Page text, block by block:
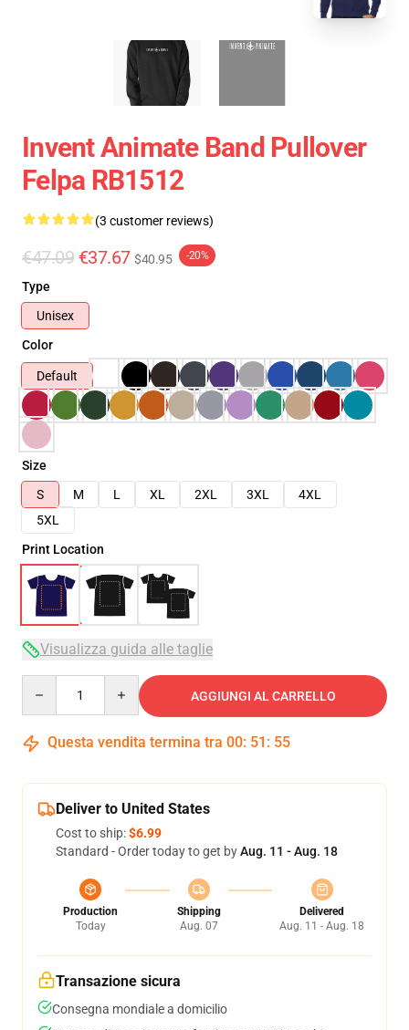
Invent Animate Band Pullover
Felpa RB1512
(3 customer reviews)
€47.09 €37.67 $40.95 -20%
Type
Unisex
Color
Default
Size
S
M L XL 2XL 3XL
4XL
5XL
Print Location
Visualizza guida alle taglie
AGGIUNGI AL CARRELLO
Questa vendita termina tra 00: 51 : 54
Deliver to United States
Cost to ship:$6.99
Standard - Order today to get byAug. 11 - Aug. 18
Production
Today
Shipping
Aug. 07
Delivered
Aug. 11 - Aug. 18
Transazione sicura
Consegna mondiale a domicilio